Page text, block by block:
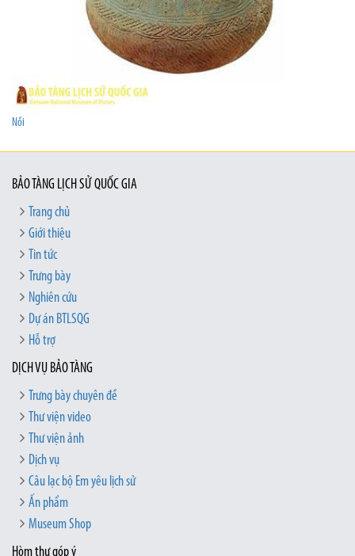
Nồi
BẢO TÀNG LỊCH SỬ QUỐC GIA
Trang chủ
Giới thiệu
Tin tức
Trưng bày
Nghiên cứu
Dự án BTLSQG
Hỗ trợ
DỊCH VỤ BẢO TÀNG
Trưng bày chuyên đề
Thư viện video
Thư viện ảnh
Dịch vụ
Câu lạc bộ Em yêu lịch sử
Ấn phẩm
Museum Shop
Hòm thư góp ý